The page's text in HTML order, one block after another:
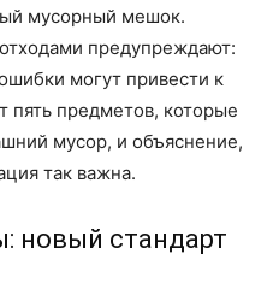
мусорный мешок.
предупреждают:
могут привести к
пять предметов, которые
мусор, и объяснение,
так важна.
новый стандарт